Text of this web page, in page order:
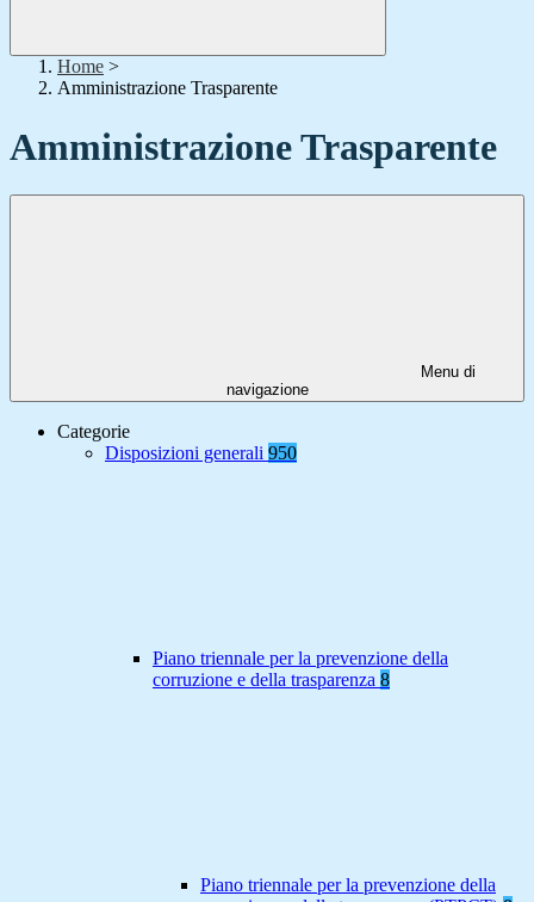
Home >
Amministrazione Trasparente
Amministrazione Trasparente
Menu di
navigazione
Categorie
Disposizioni generali 950
Piano triennale per la prevenzione della
corruzione e della trasparenza 8
Piano triennale per la prevenzione della